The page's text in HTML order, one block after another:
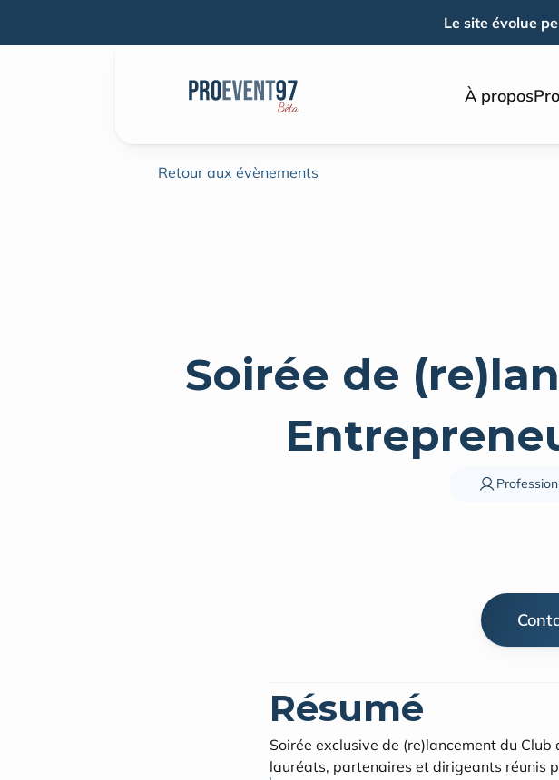
À propos
Retour aux évènements
Soirée de
Résumé
Soirée exclusive de (re)lancement du
lauréats, partenaires et dirigeants réunis
Le site évolue